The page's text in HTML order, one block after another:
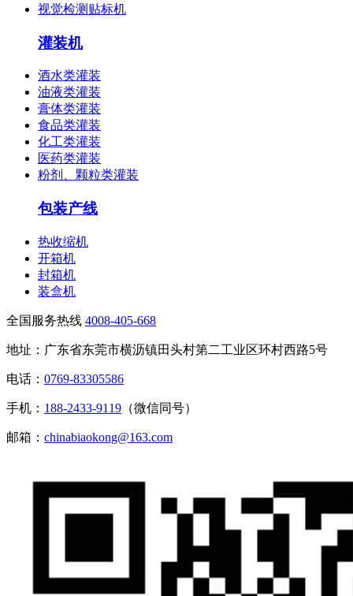
视觉检测贴标机
灌装机
酒水类灌装
油液类灌装
膏体类灌装
食品类灌装
化工类灌装
医药类灌装
粉剂、颗粒类灌装
包装产线
热收缩机
开箱机
封箱机
装盒机
全国服务热线 4008-405-668
地址：广东省东莞市横沥镇田头村第二工业区环村西路5号
电话： 0769-83305586
手机： 188-2433-9119 （微信同号）
邮箱： chinabiaokong@163.com